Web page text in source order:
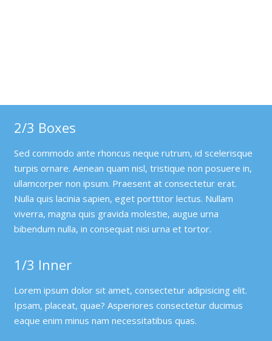
2/3 Boxes
Sed commodo ante rhoncus neque rutrum, id scelerisque
turpis ornare. Aenean quam nisl, tristique non posuere in,
ullamcorper non ipsum. Praesent at consectetur erat.
Nulla quis lacinia sapien, eget porttitor lectus. Nullam
viverra, magna quis gravida molestie, augue urna
bibendum nulla, in consequat nisi urna et tortor.
1/3 Inner
Lorem ipsum dolor sit amet, consectetur adipisicing elit.
Ipsam, placeat, quae? Asperiores consectetur ducimus
eaque enim minus nam necessitatibus quas.